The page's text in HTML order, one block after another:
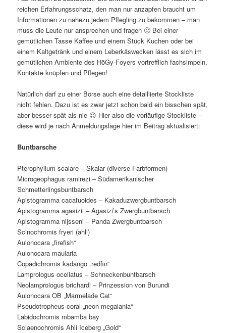
reichen Erfahrungsschatz, den man nur anzapfen braucht um
Informationen zu nahezu jedem Pflegling zu bekommen – man
muss die Leute nur ansprechen und fragen 🙂 Bei einer
gemütlichen Tasse Kaffee und einem Stück Kuchen oder bei
einem Kaltgetränk und einem Leberkäswecken lässt es sich im
gemütlichen Ambiente des HöGy-Foyers vortrefflich fachsimpeln,
Kontakte knüpfen und Pflegen!
Natürlich darf zu einer Börse auch eine detaillierte Stockliste
nicht fehlen. Dazu ist es zwar jetzt schon bald ein bisschen spät,
aber besser spät als nie 😉 Hier also die vorläufige Stockliste –
diese wird je nach Anmeldungslage hier im Beitrag aktualisiert:
Buntbarsche
Pterophyllum scalare – Skalar (diverse Farbformen)
Microgeophagus ramirezi – Südamerikanischer
Schmetterlingsbuntbarsch
Apistogramma cacatuoides – Kakaduzwergbuntbarsch
Apistogramma agasizii – Agasizi’s Zwergbuntbarsch
Apistogramma nijsseni – Panda Zwergbuntbarsch
Scinochromis fryeri (ahli)
Aulonocara „firefish“
Aulonocara maularia
Copadichromis kadango „redfin“
Lamprologus ocellatus – Schneckenbuntbarsch
Neolamprologus brichardi – Prinzession von Burundi
Aulonocara OB „Marmelade Cat“
Pseudotropheus coral „neon megalania“
Labidochromis mbamba bay
Sciaenochromis Ahli Iceberg „Gold“